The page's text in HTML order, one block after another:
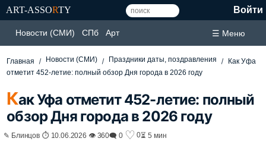
ART-ASSORTY Войти
Новости (СМИ) СПб Арт ☰ Меню
Главная Новости (СМИ) Праздники даты, поздравления
Как Уфа
отметит 452-летие: полный обзор Дня города в 2026 году
Как Уфа отметит 452-летие: полный
обзор Дня города в 2026 году
✎ Блинцов ⏱ 10.06.2026 👁 360🗨 0 ♡ 0⏳ 5 мин